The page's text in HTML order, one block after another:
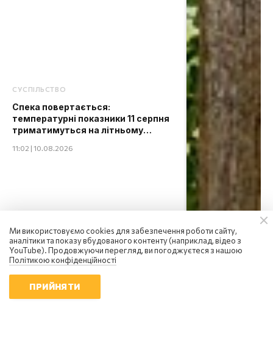
СУСПІЛЬСТВО
Спека повертається:
температурні показники 11 серпня
триматимуться на літньому
11:02 | 10.08.2026
Ми використовуємо cookies для забезпечення роботи сайту,
аналітики та показу вбудованого контенту (наприклад, відео з
YouTube). Продовжуючи перегляд, ви погоджуєтеся з нашою
Політикою конфіденційності
ПРИЙНЯТИ